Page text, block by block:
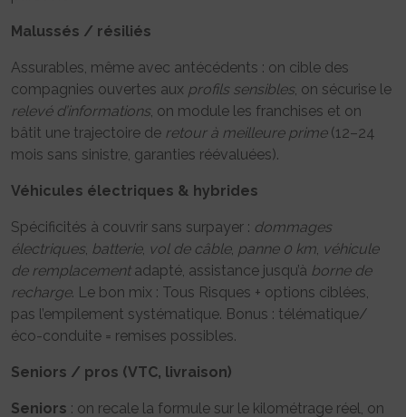
Malussés / résiliés
Assurables, même avec antécédents : on cible des
compagnies ouvertes aux profils sensibles, on sécurise le
relevé d’informations, on module les franchises et on
bâtit une trajectoire de retour à meilleure prime(12–24
mois sans sinistre, garanties réévaluées).
Véhicules électriques & hybrides
Spécificités à couvrir sans surpayer : dommages
électriques, batterie, vol de câble, panne 0 km, véhicule
de remplacement adapté, assistance jusqu’à borne de
recharge. Le bon mix : Tous Risques + options ciblées,
pas l’empilement systématique. Bonus : télématique/
éco-conduite = remises possibles.
Seniors / pros (VTC, livraison)
Seniors : on recale la formule sur le kilométrage réel, on